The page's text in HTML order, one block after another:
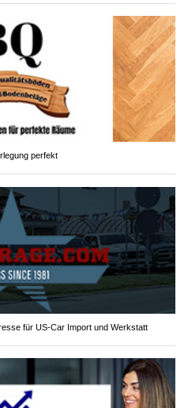
perfekt
für US-Car Import und Werkstatt